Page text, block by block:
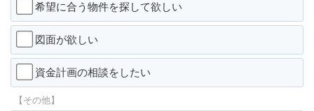
希望に合う物件を探して欲しい
図面が欲しい
資金計画の相談をしたい
【その他】